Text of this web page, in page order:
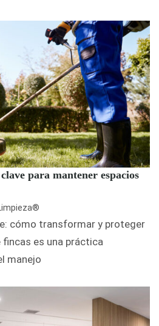
para mantener espacios
cómo transformar y proteger
es una práctica
manejo